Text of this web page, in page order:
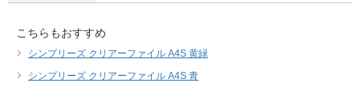
こちらもおすすめ
シンプリーズ クリアーファイル A4S 黄緑
シンプリーズ クリアーファイル A4S 青